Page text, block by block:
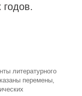
литературного
перемены,